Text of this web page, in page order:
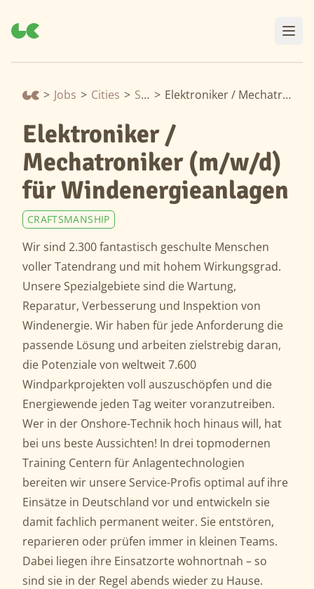
> Jobs > Cities > Stendal > Elektroniker / Mechatroniker (m/w/d) für Windenergieanlagen
Elektroniker /
Mechatroniker (m/w/d)
für Windenergieanlagen
CRAFTSMANSHIP
Wir sind 2.300 fantastisch geschulte Menschen
voller Tatendrang und mit hohem Wirkungsgrad.
Unsere Spezialgebiete sind die Wartung,
Reparatur, Verbesserung und Inspektion von
Windenergie. Wir haben für jede Anforderung die
passende Lösung und arbeiten zielstrebig daran,
die Potenziale von weltweit 7.600
Windparkprojekten voll auszuschöpfen und die
Energiewende jeden Tag weiter voranzutreiben.
Wer in der Onshore-Technik hoch hinaus will, hat
bei uns beste Aussichten! In drei topmodernen
Training Centern für Anlagentechnologien
bereiten wir unsere Service-Profis optimal auf ihre
Einsätze in Deutschland vor und entwickeln sie
damit fachlich permanent weiter. Sie entstören,
reparieren oder prüfen immer in kleinen Teams.
Dabei liegen ihre Einsatzorte wohnortnah – so
sind sie in der Regel abends wieder zu Hause.